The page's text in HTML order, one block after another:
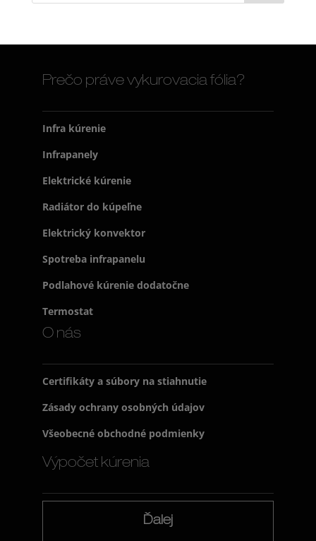
Prečo práve vykurovacia fólia?
Infra kúrenie
Infrapanely
Elektrické kúrenie
Radiátor do kúpeľne
Elektrický konvektor
Spotreba infrapanelu
Podlahové kúrenie dodatočne
Termostat
O nás
Certifikáty a súbory na stiahnutie
Zásady ochrany osobných údajov
Všeobecné obchodné podmienky
Výpočet kúrenia
Ďalej